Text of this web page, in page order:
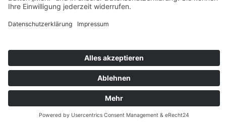
Impressum
Datenschutz
© 2026 Horacek Rechtsanwälte